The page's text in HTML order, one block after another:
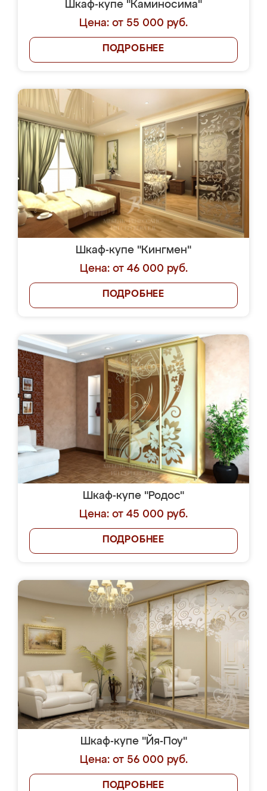
Шкаф-купе "Каминосима"
Цена: от 55 000 руб.
ПОДРОБНЕЕ
Шкаф-купе "Кингмен"
Цена: от 46 000 руб.
ПОДРОБНЕЕ
Шкаф-купе "Родос"
Цена: от 45 000 руб.
ПОДРОБНЕЕ
Шкаф-купе "Йя-Поу"
Цена: от 56 000 руб.
ПОДРОБНЕЕ